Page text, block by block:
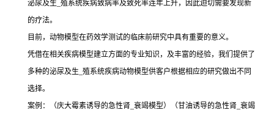
泌尿及生_殖系统疾病致病率及致死率连年上升，因此迫切需要发现新
的疗法。
目前，动物模型在药效学测试的临床前研究中具有重要的意义。
凭借在相关疾病模型建立方面的专业知识，及丰富的经验，我们提供了
多种的泌尿及生_殖系统疾病动物模型供客户根据相应的研究做出不同
选择。
案例：（庆大霉素诱导的急性肾_衰竭模型）（甘油诱导的急性肾_衰竭